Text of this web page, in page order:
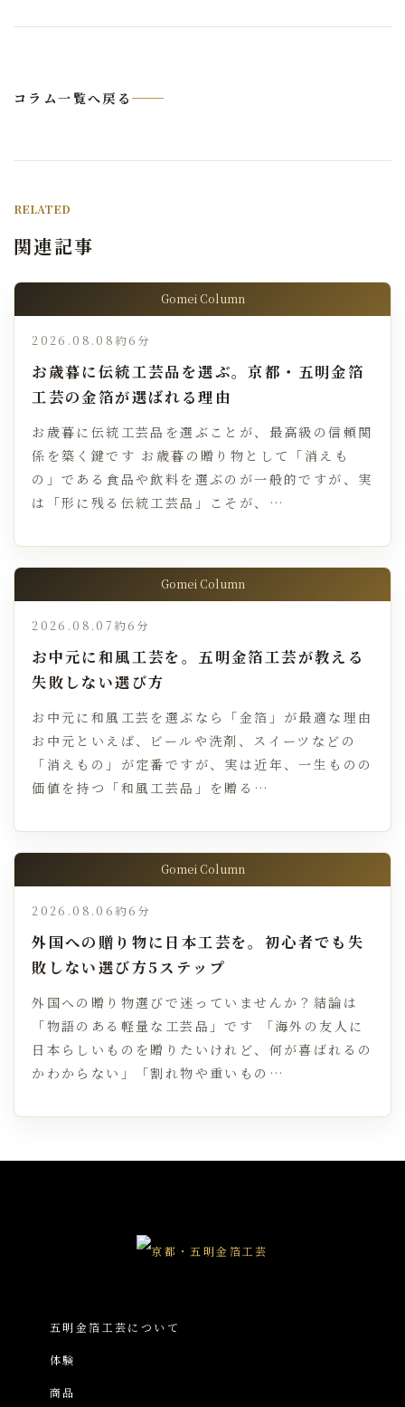
コラム一覧へ戻る
RELATED
関連記事
Gomei Column
2026.08.08 約6分
お歳暮に伝統工芸品を選ぶ。京都・五明金箔
工芸の金箔が選ばれる理由
お歳暮に伝統工芸品を選ぶことが、最高級の信頼関
係を築く鍵です お歳暮の贈り物として「消えも
の」である食品や飲料を選ぶのが一般的ですが、実
は「形に残る伝統工芸品」こそが、…
Gomei Column
2026.08.07 約6分
お中元に和風工芸を。五明金箔工芸が教える
失敗しない選び方
お中元に和風工芸を選ぶなら「金箔」が最適な理由
お中元といえば、ビールや洗剤、スイーツなどの
「消えもの」が定番ですが、実は近年、一生ものの
価値を持つ「和風工芸品」を贈る…
Gomei Column
2026.08.06 約6分
外国への贈り物に日本工芸を。初心者でも失
敗しない選び方5ステップ
外国への贈り物選びで迷っていませんか？結論は
「物語のある軽量な工芸品」です 「海外の友人に
日本らしいものを贈りたいけれど、何が喜ばれるの
かわからない」「割れ物や重いもの…
五明金箔工芸について
体験
商品